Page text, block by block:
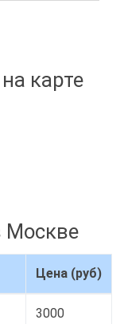
карте
Москве
Цена (руб)
3000